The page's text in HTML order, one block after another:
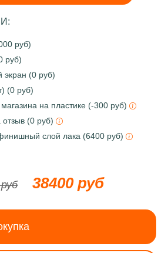
руб)
руб)
(0 руб)
(0 руб)
на пластике (-300 руб)
(0 руб)
слой лака (6400 руб)
38400 руб